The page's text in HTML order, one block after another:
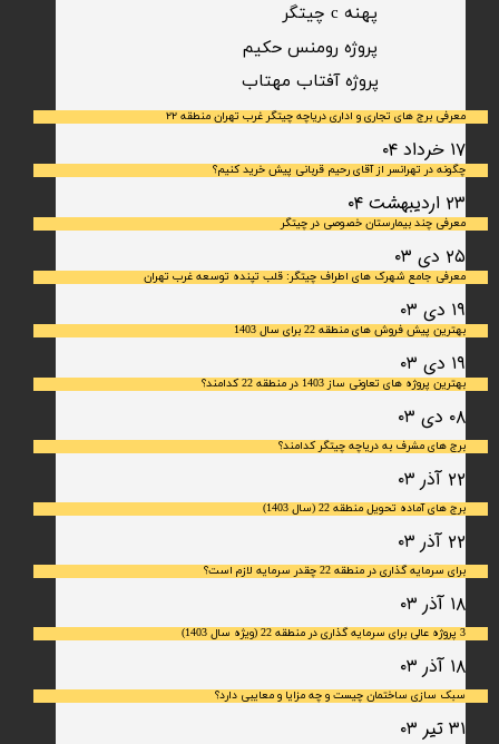
معرفی برج های تجاری و اداری دریاچه چیتگر غرب تهران منطقه ۲۲
۱۷ خرداد ۰۴
چگونه در تهرانسر از آقای رحیم قربانی پیش خرید کنیم؟
۲۳ اردیبهشت ۰۴
معرفی چند بیمارستان خصوصی در چیتگر
۲۵ دی ۰۳
معرفی جامع شهرک‌ های اطراف چیتگر: قلب تپنده توسعه غرب تهران
۱۹ دی ۰۳
بهترین پیش فروش های منطقه 22 برای سال 1403
۱۹ دی ۰۳
بهترین پروژه های تعاونی ساز 1403 در منطقه 22 کدامند؟
۰۸ دی ۰۳
برج های مشرف به دریاچه چیتگر کدامند؟
۲۲ آذر ۰۳
برج های آماده تحویل منطقه 22 (سال 1403)
۲۲ آذر ۰۳
برای سرمایه‌ گذاری در منطقه 22 چقدر سرمایه لازم است؟
۱۸ آذر ۰۳
3 پروژه عالی برای سرمایه گذاری در منطقه 22 (ویژه سال 1403)
۱۸ آذر ۰۳
سبک سازی ساختمان چیست و چه مزایا و معایبی دارد؟
۳۱ تیر ۰۳
​پروژه آفتاب مهتاب
پروژه رومنس حکیم
پهنه c چیتگر